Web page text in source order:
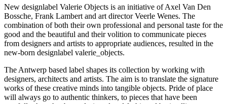
New designlabel Valerie Objects is an initiative of Axel Van Den
Bossche, Frank Lambert and art director Veerle Wenes. The
combination of both their own professional and personal taste for the
good and the beautiful and their volition to communicate pieces
from designers and artists to appropriate audiences, resulted in the
new-born designlabel valerie_objects.
The Antwerp based label shapes its collection by working with
designers, architects and artists. The aim is to translate the signature
works of these creative minds into tangible objects. Pride of place
will always go to authentic thinkers, to pieces that have been